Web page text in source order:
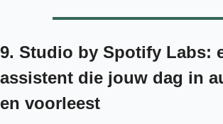
9. Studio by Spotify Labs:
assistent die jouw dag in
en voorleest